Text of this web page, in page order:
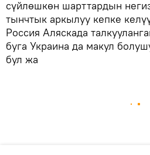
сүйлөшкөн шарттардын
тынчтык аркылуу кепке
Россия Аляскада
буга Украина да макул
бул жа